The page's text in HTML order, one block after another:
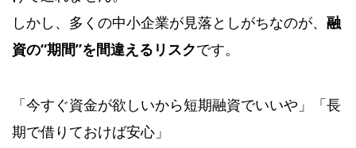
しかし、多くの中小企業が見落としがちなのが、 融
資の“期間”を間違えるリスクです。
「今すぐ資金が欲しいから短期融資でいいや」「長
期で借りておけば安心」